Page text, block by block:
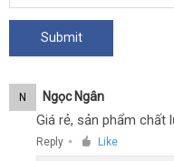
N Ngọc Ngân
Giá rẻ, sản phẩm chất
Reply ● Like